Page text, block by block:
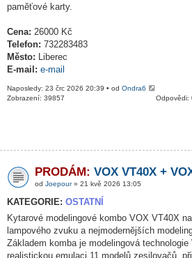
paměťové karty.
Cena: 26000 Kč
Telefon: 732283483
Město: Liberec
E-mail: e-mail
Naposledy: 23 črc 2026 20:39 • od Ondra6
Odpovědi:
Zobrazení: 39857
PRODÁM: VOX VT40X +
od Joepour» 21 kvě 2026 13:05
KATEGORIE: OSTATNÍ
Kytarové modelingové kombo VOX VT40X
lampového zvuku a nejmodernějších
Základem komba je modelingová
realistickou emulaci 11 modelů zesilovačů,